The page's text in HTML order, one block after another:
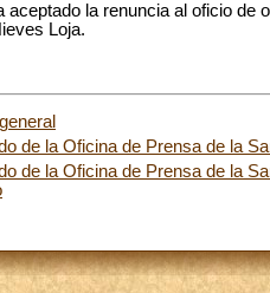
aceptado la renuncia al oficio
Loja.
de la Oficina de Prensa de la
de la Oficina de Prensa de la